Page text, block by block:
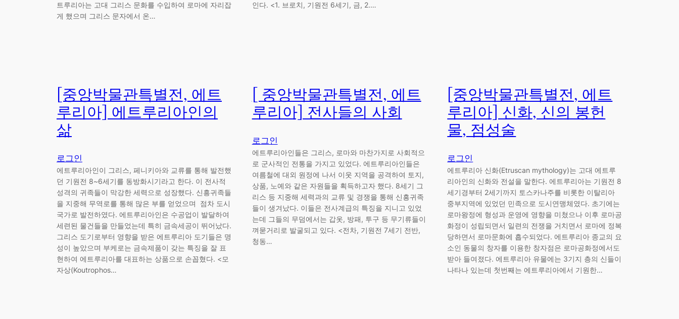
트루리아는 고대 그리스 문화를 수입하여 로마에 자리잡
게 했으며 그리스 문자에서 온…
인다. <1. 브로치, 기원전 6세기, 금, 2.…
[중앙박물관특별전, 에트
루리아] 에트루리아인의
삶
로그인
에트루리아인이 그리스, 페니키아와 교류를 통해 발전했
던 기원전 8~6세기를 동방화시기라고 한다. 이 전사적
성격의 귀족들이 막강한 세력으로 성장했다. 신흥귀족들
을 지중해 무역로를 통해 많은 부를 얻었으며 점차 도시
국가로 발전하였다. 에트루리아인은 수공업이 발달하여
세련된 물건들을 만들었는데 특히 금속세공이 뛰어났다.
그리스 도기로부터 영향을 받은 에트루리아 도기들은 명
성이 높았으며 부케로는 금속제품이 갖는 특징을 잘 표
현하여 에트루리아를 대표하는 상품으로 손꼽혔다. <모
자상(Koutrophos…
[ 중앙박물관특별전, 에트
루리아] 전사들의 사회
로그인
에트루리아인들은 그리스, 로마와 마찬가지로 사회적으
로 군사적인 전통을 가지고 있었다. 에트루리아인들은
여름철에 대외 원정에 나서 이웃 지역을 공격하여 토지,
상품, 노예와 같은 자원들을 획득하고자 했다. 8세기 그
리스 등 지중해 세력과의 교류 및 경쟁을 통해 신흥귀족
들이 생겨났다. 이들은 전사계급의 특징을 지니고 있었
는데 그들의 무덤에서는 갑옷, 방패, 투구 등 무기류들이
껴묻거리로 발굴되고 있다. <전차, 기원전 7세기 전반,
청동…
[중앙박물관특별전, 에트
루리아] 신화, 신의 봉헌
물, 점성술
로그인
에트루리아 신화(Etruscan mythology)는 고대 에트루
리아인의 신화와 전설을 말한다. 에트루리아는 기원전 8
세기경부터 2세기까지 토스카나주를 비롯한 이탈리아
중부지역에 있었던 민족으로 도시연맹체였다. 초기에는
로마왕정에 형성과 운영에 영향을 미쳤으나 이후 로마공
화정이 성립되면서 일련의 전쟁을 거치면서 로마에 정복
당하면서 로마문화에 흡수되었다. 에트루리아 종교의 요
소인 동물의 창자를 이용한 창자점은 로마공화정에서도
받아 들여졌다. 에트루리아 유물에는 3기지 층의 신들이
나타나 있는데 첫번째는 에트루리아에서 기원한…